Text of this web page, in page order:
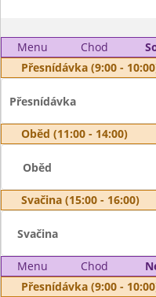
Menu Chod
Přesnídávka (9:00 -
Přesnídávka
Oběd (11:00 - 14:00)
Oběd
Svačina (15:00 - 16:00)
Svačina
Menu Chod
Přesnídávka (9:00 -